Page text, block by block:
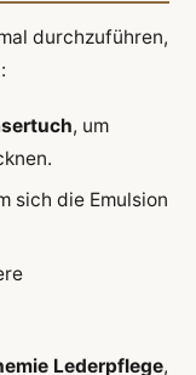
durchzuführen,
, um
sich die Emulsion
Lederpflege,